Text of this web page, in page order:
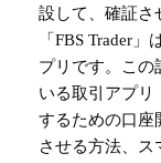
設して、確証さ
「FBS Trader
プリです。この
いる取引アプリ
するための口座
させる方法、ス